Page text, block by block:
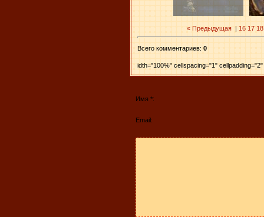
« Предыдущая | 16 17 18
Всего комментариев: 0
idth="100%" cellspacing="1"
Имя *:
Email: